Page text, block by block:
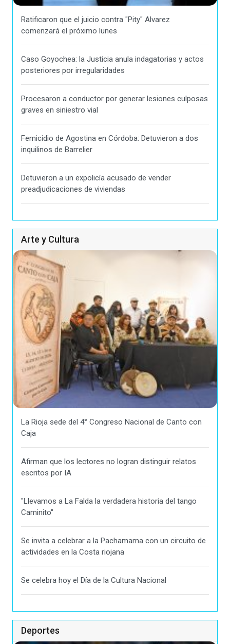
Ratificaron que el juicio contra "Pity" Alvarez
comenzará el próximo lunes
Caso Goyochea: la Justicia anula indagatorias y actos
posteriores por irregularidades
Procesaron a conductor por generar lesiones culposas
graves en siniestro vial
Femicidio de Agostina en Córdoba: Detuvieron a dos
inquilinos de Barrelier
Detuvieron a un expolicía acusado de vender
preadjudicaciones de viviendas
Arte y Cultura
La Rioja sede del 4° Congreso Nacional de Canto con
Caja
Afirman que los lectores no logran distinguir relatos
escritos por IA
"Llevamos a La Falda la verdadera historia del tango
Caminito"
Se invita a celebrar a la Pachamama con un circuito de
actividades en la Costa riojana
Se celebra hoy el Día de la Cultura Nacional
Deportes